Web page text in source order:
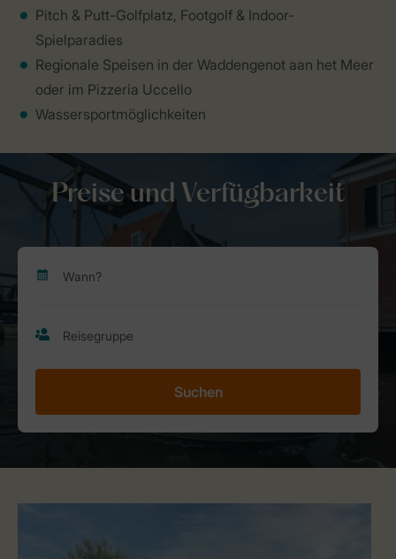
Pitch & Putt-Golfplatz, Footgolf & Indoor-
Spielparadies
Regionale Speisen in der Waddengenot aan het Meer
oder im Pizzeria Uccello
Wassersportmöglichkeiten
Preise und Verfügbarkeit
Suchen